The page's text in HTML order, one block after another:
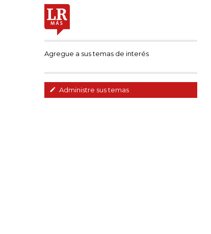
Agregue a sus temas de interés
Administre sus temas